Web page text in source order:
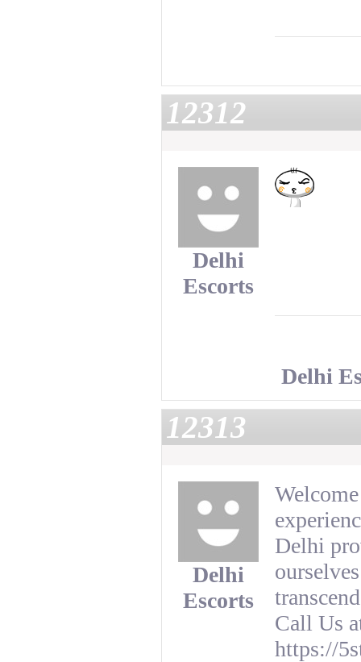
12312
Delhi
Escorts
Delhi
12313
Delhi
Escorts
Delhi
Call Us
https://